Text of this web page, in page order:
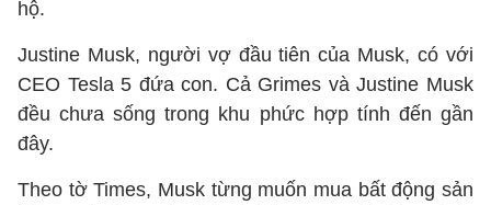
hộ.
Justine Musk, người vợ đầu tiên của Musk, có với
CEO Tesla 5 đứa con. Cả Grimes và Justine Musk
đều chưa sống trong khu phức hợp tính đến gần
đây.
Theo tờ Times, Musk từng muốn mua bất động sản